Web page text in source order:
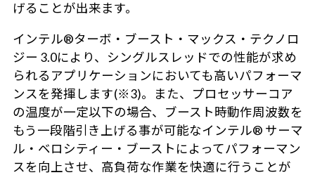
げることが出来ます。
インテル®ターボ・ブースト・マックス・テクノロ
ジー 3.0により、シングルスレッドでの性能が求め
られるアプリケーションにおいても高いパフォーマ
ンスを発揮します(※3)。また、プロセッサーコア
の温度が一定以下の場合、ブースト時動作周波数を
もう一段階引き上げる事が可能なインテル® サーマ
ル・ベロシティー・ブーストによってパフォーマン
スを向上させ、高負荷な作業を快適に行うことが